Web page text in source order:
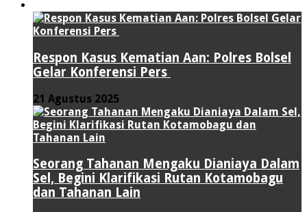
Respon Kasus Kematian Aan: Polres Bolsel
Gelar Konferensi Pers
21 Agustus 2025
Seorang Tahanan Mengaku Dianiaya Dalam
Sel, Begini Klarifikasi Rutan Kotamobagu
dan Tahanan Lain